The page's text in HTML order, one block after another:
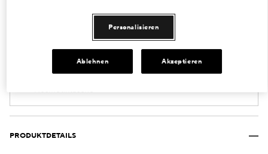
VERKAUFT
Ab 160 € Einkaufswert erhalten Sie eine
sorgfältig zusammengestellte Auswahl an
PRODUKTDETAILS
Personalisieren
Ablehnen Akzeptieren